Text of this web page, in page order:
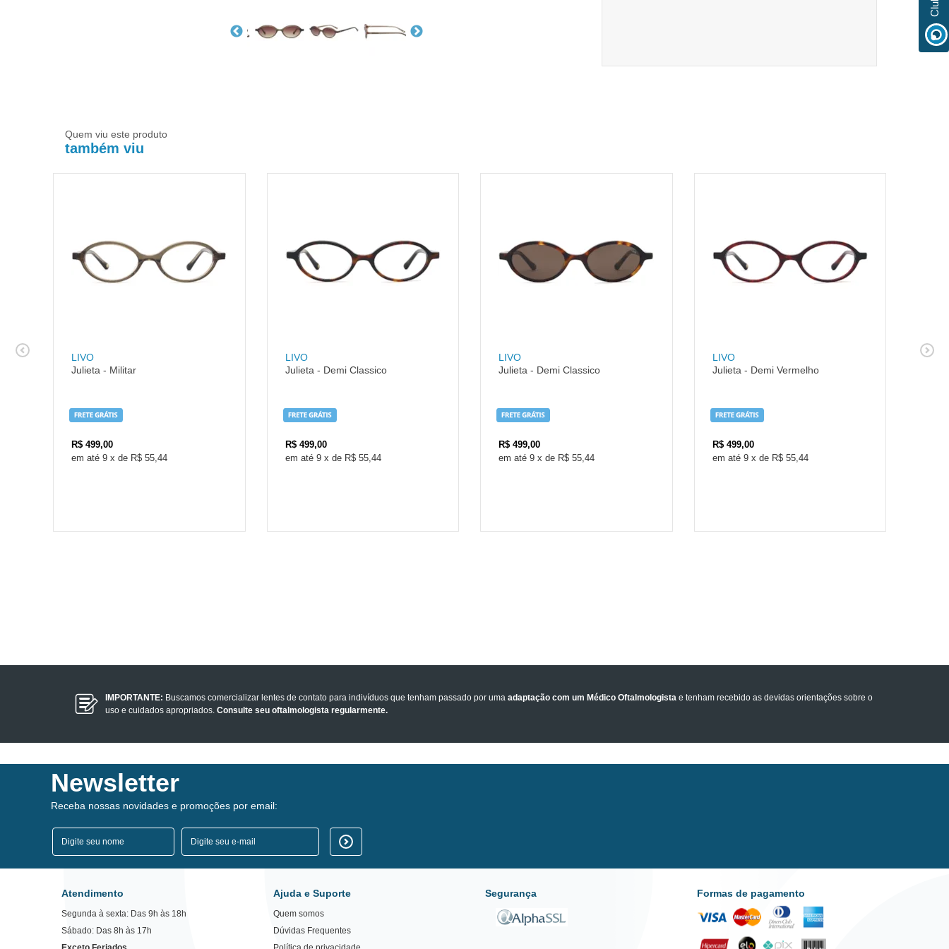
Quem viu este produto
também viu
LIVO
Julieta - Militar
R$ 499,00
9 x de R$ 55,44
LIVO
Julieta - Demi Classico
R$ 499,00
9 x de R$ 55,44
LIVO
Julieta - Demi Classico
R$ 499,00
9 x de R$ 55,44
LIVO
Julieta - Demi Vermelho
R$ 499,00
9 x de R$ 55,44
LIVO
IMPORTANTE: Buscamos comercializar lentes de contato para indivíduos que tenham passado por uma adaptação com um Médico Oftalmologistae tenham recebido as devidas orientações sobre o
uso e cuidados apropriados. Consulte seu oftalmologista regularmente.
Newsletter
Receba nossas novidades e promoções por email:
Atendimento
Segunda à sexta: Das 9h às 18h
Sábado: Das 8h às 17h
Ajuda e Suporte
Quem somos
Dúvidas Frequentes
Segurança Formas de pagamento